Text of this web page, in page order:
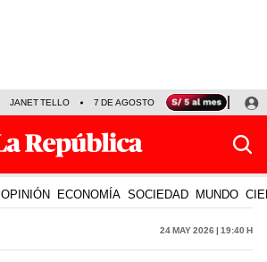
JANET TELLO 7 DE AGOSTO TINKA RESULTADOS
OPINIÓN ECONOMÍA SOCIEDAD MUNDO
24 May 2026 | 19:40 h